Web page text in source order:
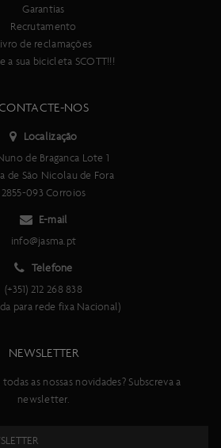
Garantias
Recrutamento
de reclamações
a sua bicicleta SCOTT!!!
NOS
Localização
de Braganca Lote 1
de São Nicolau de Fora
2855-093 Corroios
E-mail
info@jasma.pt
Telefone
(+351) 212 268 838
para rede fixa Nacional)
NEWSLETTER
as nossas novidades? Subscreva a
newsletter.